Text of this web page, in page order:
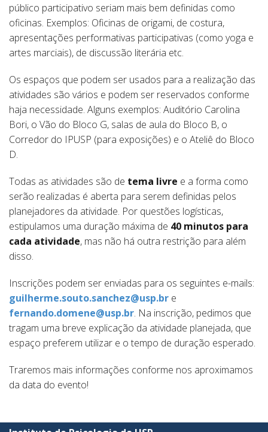
público participativo seriam mais bem definidas como
oficinas. Exemplos: Oficinas de origami, de costura,
apresentações performativas participativas (como yoga e
artes marciais), de discussão literária etc.
Os espaços que podem ser usados para a realização das
atividades são vários e podem ser reservados conforme
haja necessidade. Alguns exemplos: Auditório Carolina
Bori, o Vão do Bloco G, salas de aula do Bloco B, o
Corredor do IPUSP (para exposições) e o Ateliê do Bloco
D.
Todas as atividades são de tema livre e a forma como
serão realizadas é aberta para serem definidas pelos
planejadores da atividade. Por questões logísticas,
estipulamos uma duração máxima de 40 minutos para
cada atividade, mas não há outra restrição para além
disso.
Inscrições podem ser enviadas para os seguintes e-mails:
guilherme.souto.sanchez@usp.br e
fernando.domene@usp.br. Na inscrição, pedimos que
tragam uma breve explicação da atividade planejada, que
espaço preferem utilizar e o tempo de duração esperado.
Traremos mais informações conforme nos aproximamos
da data do evento!